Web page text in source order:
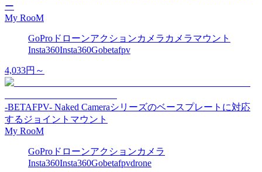
ー
My RooM
GoPro ドローンアクションカメラ カメラマウント
Insta360Insta360Gobetafpv
4,033円～
-BETAFPV- Naked Cameraシリーズのベースプレートに対応
するジョイントマウント
My RooM
GoPro ドローンアクションカメラ
Insta360Insta360Gobetafpvdrone